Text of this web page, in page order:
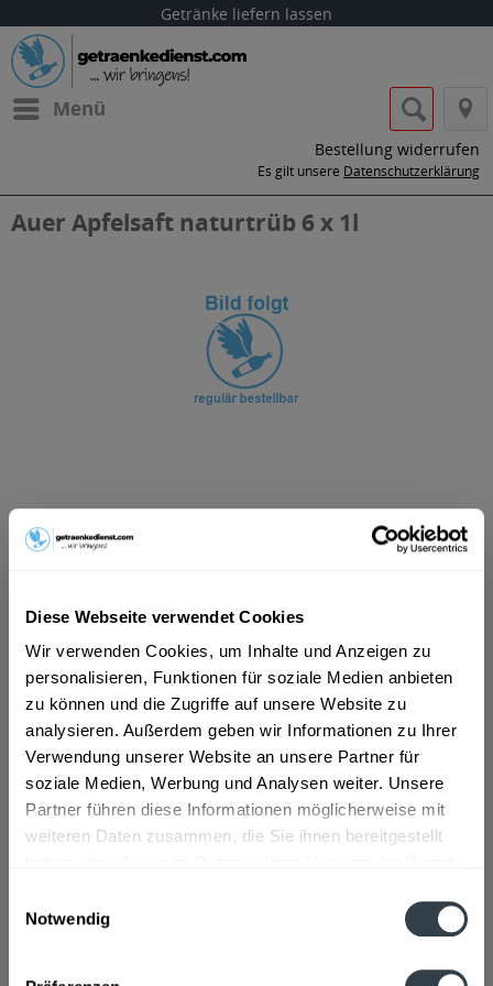
Diese Webseite verwendet Cookies
Wir verwenden Cookies, um Inhalte und Anzeigen zu
personalisieren, Funktionen für soziale Medien anbieten
zu können und die Zugriffe auf unsere Website zu
analysieren. Außerdem geben wir Informationen zu Ihrer
Verwendung unserer Website an unsere Partner für
soziale Medien, Werbung und Analysen weiter. Unsere
Partner führen diese Informationen möglicherweise mit
weiteren Daten zusammen, die Sie ihnen bereitgestellt
Notwendig
Getränke liefern lassen
Menü
Bestellung widerrufen
Es gilt unsere Datenschutzerklärung
Auer Apfelsaft naturtrüb 6 x 1l
ab 101,01 € *
Vorrätig
MEHRWEG
+2,40 € Pfand
In den Warenkorb
Artikel-Nr.:
21908
Verfügbar in:
mehr